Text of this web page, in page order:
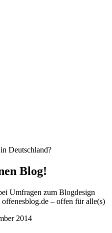
Deutschland?
Blog!
Umfragen zum Blogdesign
– offen für alle(s)
2014